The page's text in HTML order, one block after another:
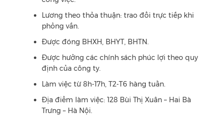
Lương theo thỏa thuận: trao đổi trực tiếp khi
phỏng vấn.
Được đóng BHXH, BHYT, BHTN.
Được hưởng các chính sách phúc lợi theo quy
định của công ty.
Làm việc từ 8h-17h, T2-T6 hàng tuần.
Địa điểm làm việc: 128 Bùi Thị Xuân – Hai Bà
Trưng – Hà Nội.